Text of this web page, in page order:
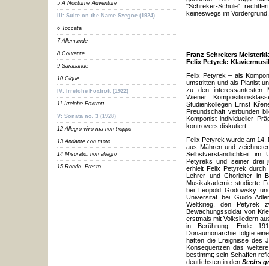
5 A Nocturne Adventure
III: Suite on the Name Szegoe (1924)
6 Toccata
7 Allemande
8 Courante
9 Sarabande
10 Gigue
IV: Irrelohe Foxtrott (1922)
11 Irrelohe Foxtrott
V: Sonata no. 3 (1928)
12 Allegro vivo ma non troppo
13 Andante con moto
14 Misurato, non allegro
15 Rondo. Presto
"Schreker-Schule"
keineswegs im Vordergrund.
Franz Schrekers
Felix Petyrek:
Felix Petyrek – als
umstritten und als Pianist
zu den interessantesten
Wiener
Studienkollegen Ernst Kř
Freundschaft verbunden
Komponist individueller
kontrovers diskutiert.
Felix Petyrek wurde am 14.
aus Mähren und
Selbstverständlichkeit
Petyreks und seiner drei
erhielt Felix Petyrek
Lehrer und Chorleiter in
Musikakademie studierte
bei Leopold Godowsky
Universität bei Guido
Weltkrieg, den
Bewachungssoldat von
erstmals mit Volksliedern
in Berührung. Ende
Donaumonarchie folgte
hätten die Ereignisse des
Konsequenzen das
bestimmt; sein Schaffen
deutlichsten in den Sechs